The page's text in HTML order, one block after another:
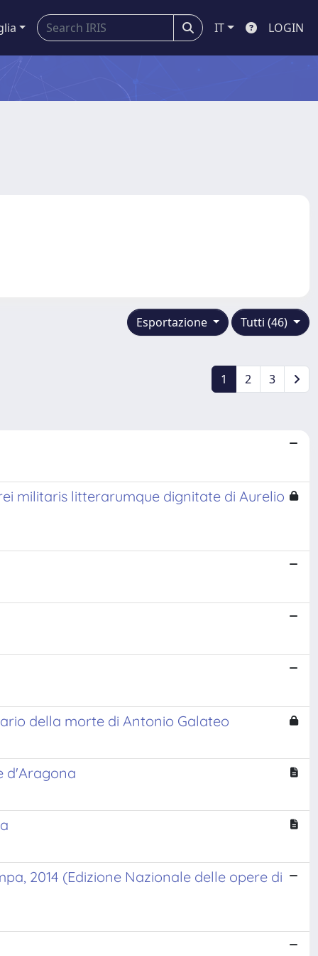
IT LOGIN
Tutti (46)
Esportazione
1 2 3
militaris litterarumque dignitate di Aurelio
della morte di Antonio Galateo
d'Aragona
2014 (Edizione Nazionale delle opere di